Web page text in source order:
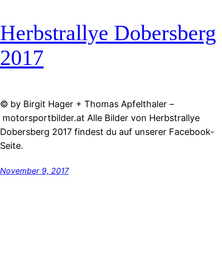
Herbstrallye Dobersberg
2017
© by Birgit Hager + Thomas Apfelthaler –
motorsportbilder.at Alle Bilder von Herbstrallye
Dobersberg 2017 findest du auf unserer Facebook-
Seite.
November 9, 2017